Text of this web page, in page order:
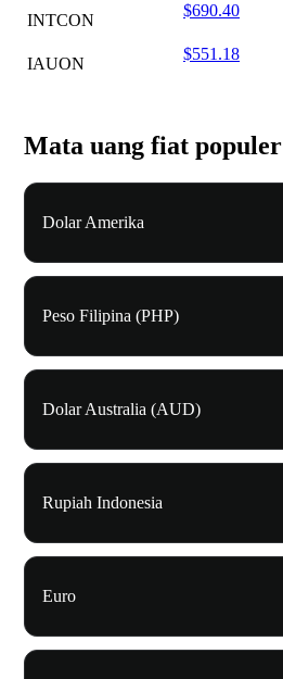
INTCON
$690.40
IAUON
$551.18
Mata uang fiat populer
Dolar Amerika
Peso Filipina (PHP)
Dolar Australia (AUD)
Rupiah Indonesia
Euro